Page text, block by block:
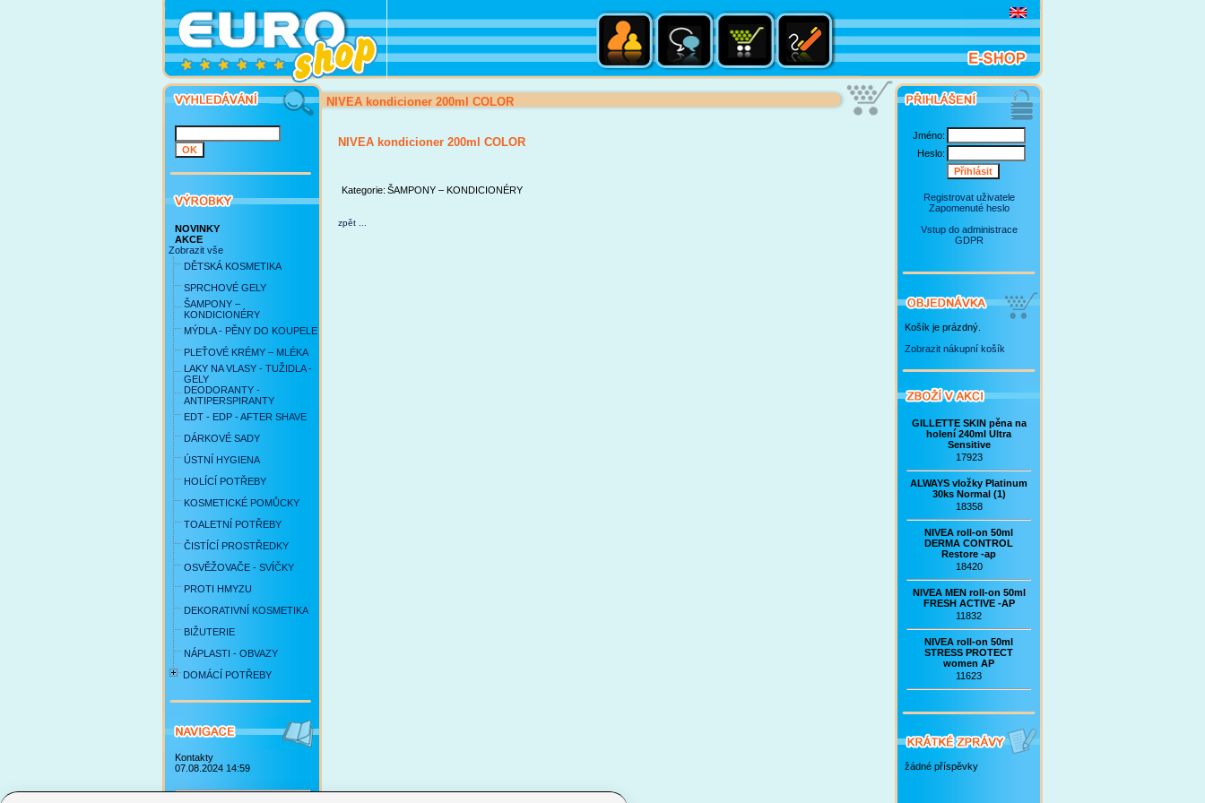
NOVINKY
AKCE
Zobrazit vše
DĚTSKÁ KOSMETIKA
SPRCHOVÉ GELY
ŠAMPONY –
KONDICIONÉRY
MÝDLA - PĚNY DO KOUPELE
PLEŤOVÉ KRÉMY – MLÉKA
LAKY NA VLASY - TUŽIDLA -
GELY
DEODORANTY -
ANTIPERSPIRANTY
EDT - EDP - AFTER SHAVE
DÁRKOVÉ SADY
ÚSTNÍ HYGIENA
HOLÍCÍ POTŘEBY
KOSMETICKÉ POMŮCKY
TOALETNÍ POTŘEBY
ČISTÍCÍ PROSTŘEDKY
OSVĚŽOVAČE - SVÍČKY
PROTI HMYZU
DEKORATIVNÍ KOSMETIKA
BIŽUTERIE
NÁPLASTI - OBVAZY
DOMÁCÍ POTŘEBY
Kontakty
07.08.2024 14:59
NIVEA kondicioner 200ml COLOR
NIVEA kondicioner 200ml COLOR
Kategorie: ŠAMPONY – KONDICIONÉRY
zpět ...
Jméno:
Heslo:
Registrovat uživatele
Zapomenuté heslo
Vstup do administrace
GDPR
Košík je prázdný.
Zobrazit nákupní košík
GILLETTE SKIN pěna na
holení 240ml Ultra
Sensitive
17923
ALWAYS vložky Platinum
30ks Normal (1)
18358
NIVEA roll-on 50ml
DERMA CONTROL
Restore -ap
18420
NIVEA MEN roll-on 50ml
FRESH ACTIVE -AP
11832
NIVEA roll-on 50ml
STRESS PROTECT
women AP
11623
žádné příspěvky